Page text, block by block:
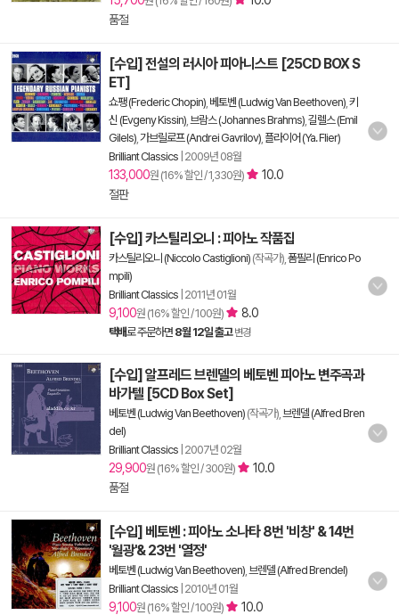
품절
[수입] 전설의 러시아 피아니스트 [25CD BOX S
ET]
쇼팽 (Frederic Chopin) 베토벤 (Ludwig Van Beethoven) 키
신 (Evgeny Kissin) 브람스 (Johannes Brahms) 길렐스 (Emil
Gilels) 가브릴로프 (Andrei Gavrilov) 플라이어 (Ya. Flier)
Brilliant Classics 2009년 08월
133,000원 (16% 할인 / 1,330원)
10.0
절판
[수입] 카스틸리오니 : 피아노 작품집
카스틸리오니 (Niccolo Castiglioni) (작곡가), 폼필리 (Enrico Po
mpili)
Brilliant Classics 2011년 01월
9,100원 (16% 할인 / 100원) 8.0
택배로 주문하면 8월 12일 출고 변경
[수입] 알프레드 브렌델의 베토벤 피아노 변주곡과
바가텔 [5CD Box Set]
베토벤 (Ludwig Van Beethoven) (작곡가), 브렌델 (Alfred Bren
del)
Brilliant Classics 2007년 02월
29,900원 (16% 할인 / 300원)
10.0
품절
[수입] 베토벤 : 피아노 소나타 8번 '비창' & 14번
'월광'& 23번 '열정'
베토벤 (Ludwig Van Beethoven) 브렌델 (Alfred Brendel)
Brilliant Classics 2010년 01월
9,100원 (16% 할인 / 100원)
10.0